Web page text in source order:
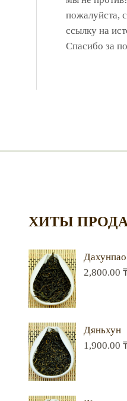
пожалуйста,
ссылку на
Спасибо за
ХИТЫ
Дахунпао
2,800.00
Дяньхун
1,900.00